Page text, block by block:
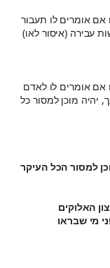
אם אומרים לו תעבור
עבירה (איסור לאו)
אם אומרים לו לאדם
יהיה מוכן למסור כל
למסור הכל העיקר
האלוקים
מי שבראו